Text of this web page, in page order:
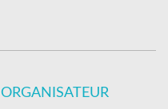
ORGANISATEUR